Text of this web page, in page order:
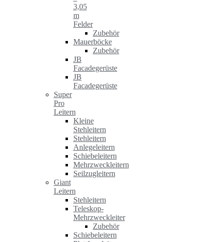
3,05
m
Felder
Zubehör
Mauerböcke
Zubehör
JB
Facadegerüste
JB
Facadegerüste
Super
Pro
Leitern
Kleine
Stehleitern
Stehleitern
Anlegeleitern
Schiebeleitern
Mehrzweckleitern
Seilzugleitern
Giant
Leitern
Stehleitern
Teleskop-
Mehrzweckleiter
Zubehör
Schiebeleitern